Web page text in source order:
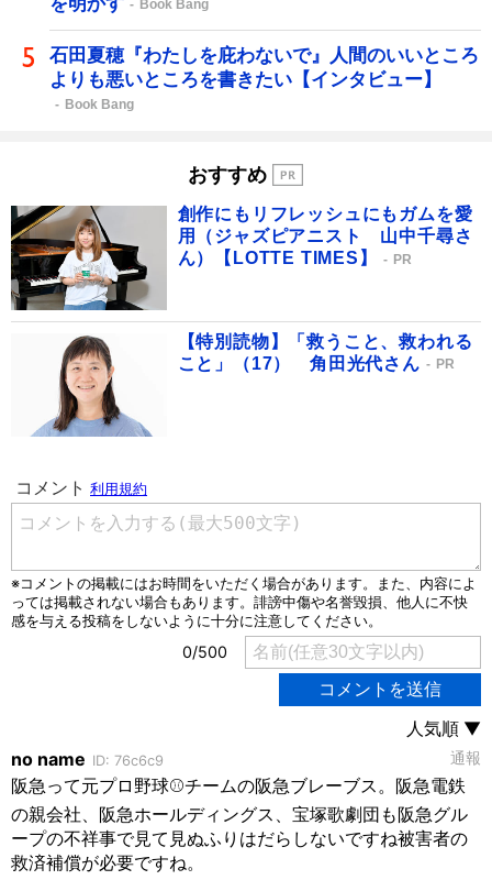
Book Bang
石田夏穂『わたしを庇わないで』人間のいいところ
よりも悪いところを書きたい【インタビュー】
Book Bang
おすすめ
創作にもリフレッシュにもガムを愛
用（ジャズピアニスト 山中千尋さ
ん）【LOTTE TIMES】
PR
【特別読物】「救うこと、救われる
こと」（17） 角田光代さん
PR